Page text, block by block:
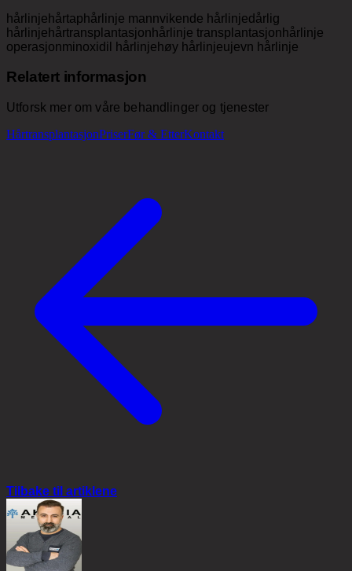
hårlinje hårtap hårlinje mannvikende hårlinjedårlig
hårlinje hårtransplantasjon hårlinje transplantasjon hårlinje
operasjonminoxidil hårlinje høy hårlinjeujevn hårlinje
Relatert informasjon
Utforsk mer om våre behandlinger og tjenester
HårtransplantasjonPriserFør & EtterKontakt
Tilbake til artiklene